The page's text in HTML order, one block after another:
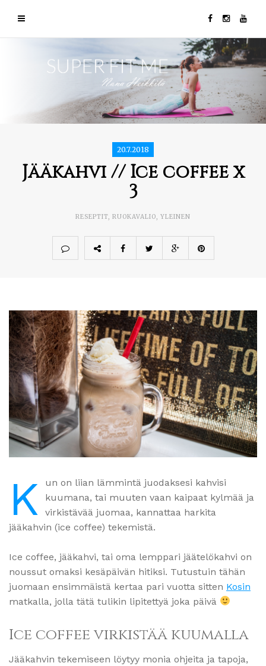
20.7.2018
Jääkahvi // Ice coffee x
3
RESEPTIT, RUOKAVALIO, YLEINEN
K
un on liian lämmintä juodaksesi kahvisi
kuumana, tai muuten vaan kaipaat kylmää ja
virkistävää juomaa, kannattaa harkita
jääkahvin (ice coffee) tekemistä.
Ice coffee, jääkahvi, tai oma lemppari jäätelökahvi on
noussut omaksi kesäpäivän hitiksi. Tutustuin tähän
juomaan ensimmäistä kertaa pari vuotta sitten Kosin
matkalla, jolla tätä tulikin lipitettyä joka päivä
Ice coffee virkistää kuumalla
Jääkahvin tekemiseen löytyy monia ohjeita ja tapoja,